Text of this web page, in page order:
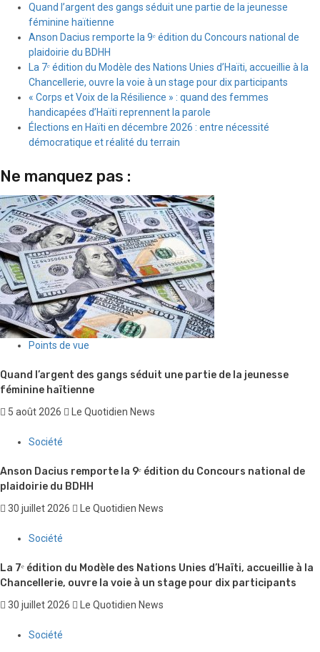
Quand l’argent des gangs séduit une partie de la jeunesse
féminine haïtienne
Anson Dacius remporte la 9ᵉ édition du Concours national de
plaidoirie du BDHH
La 7ᵉ édition du Modèle des Nations Unies d’Haïti, accueillie à la
Chancellerie, ouvre la voie à un stage pour dix participants
« Corps et Voix de la Résilience » : quand des femmes
handicapées d’Haïti reprennent la parole
Élections en Haïti en décembre 2026 : entre nécessité
démocratique et réalité du terrain
Ne manquez pas :
Points de vue
Quand l’argent des gangs séduit une partie de la jeunesse
féminine haïtienne
5 août 2026 Le Quotidien News
Société
Anson Dacius remporte la 9ᵉ édition du Concours national de
plaidoirie du BDHH
30 juillet 2026 Le Quotidien News
Société
La 7ᵉ édition du Modèle des Nations Unies d’Haïti, accueillie à la
Chancellerie, ouvre la voie à un stage pour dix participants
30 juillet 2026 Le Quotidien News
Société